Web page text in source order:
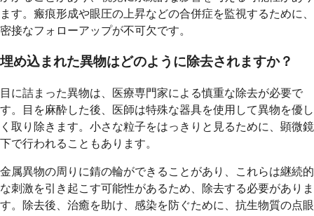
ます。瘢痕形成や眼圧の上昇などの合併症を監視するために、
密接なフォローアップが不可欠です。
埋め込まれた異物はどのように除去されますか？
目に詰まった異物は、医療専門家による慎重な除去が必要で
す。目を麻酔した後、医師は特殊な器具を使用して異物を優し
く取り除きます。小さな粒子をはっきりと見るために、顕微鏡
下で行われることもあります。
金属異物の周りに錆の輪ができることがあり、これらは継続的
な刺激を引き起こす可能性があるため、除去する必要がありま
す。除去後、治癒を助け、感染を防ぐために、抗生物質の点眼